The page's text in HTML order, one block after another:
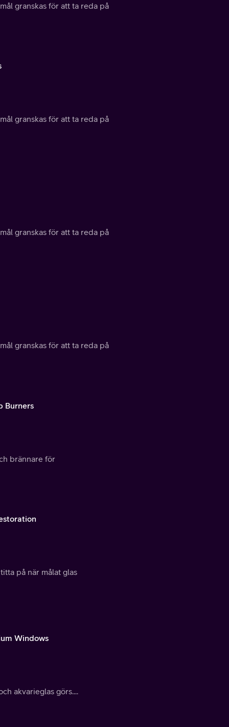
granskas för att ta reda på
granskas för att ta reda på
granskas för att ta reda på
granskas för att ta reda på
Burners
brännare för
på när målat glas
Windows
akvarieglas görs....